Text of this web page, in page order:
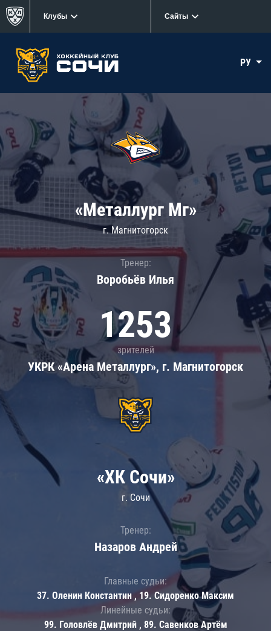
Клубы Сайты
РУ
«Металлург Мг»
г. Магнитогорск
Тренер:
Воробьёв Илья
1253
зрителей
УКРК «Арена Металлург», г. Магнитогорск
«ХК Сочи»
г. Сочи
Тренер:
Назаров Андрей
Главные судьи:
37. Оленин Константин , 19. Сидоренко Максим
Линейные судьи:
99. Головлёв Дмитрий , 89. Савенков Артём